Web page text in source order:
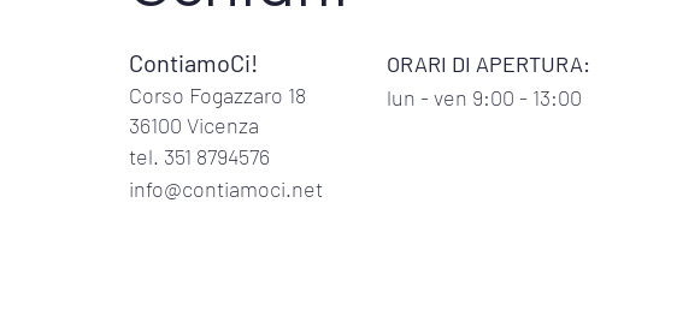
ContiamoCi!
Corso Fogazzaro 18
36100 Vicenza
tel. 351 8794576
info@contiamoci.net
ORARI DI APERTURA:
lun - ven 9:00 - 13:00